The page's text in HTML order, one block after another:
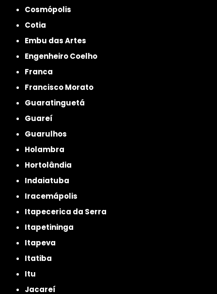
Cosmópolis
Cotia
Embu das Artes
Engenheiro Coelho
Franca
Francisco Morato
Guaratinguetá
Guareí
Guarulhos
Holambra
Hortolândia
Indaiatuba
Iracemápolis
Itapecerica da Serra
Itapetininga
Itapeva
Itatiba
Itu
Jacareí